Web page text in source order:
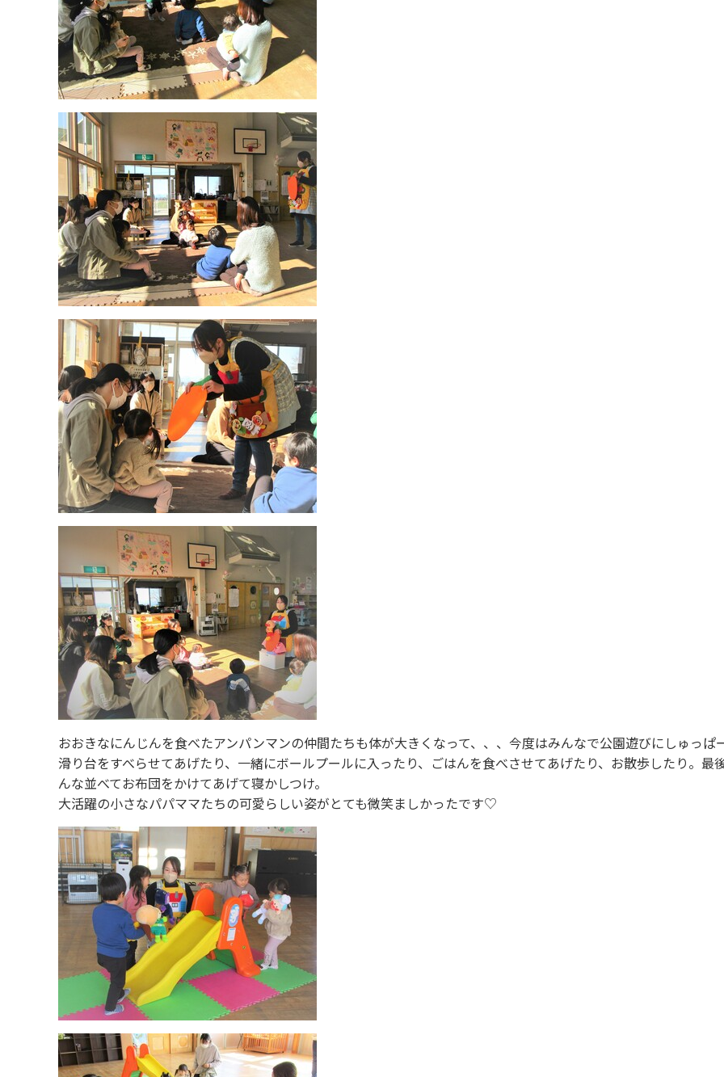
おおきなにんじんを食べたアンパンマンの仲間たちも体が大きくなって、、、今度はみんなで公園遊びにしゅっぱ
滑り台をすべらせてあげたり、一緒にボールプールに入ったり、ごはんを食べさせてあげたり、お散歩したり。最
んな並べてお布団をかけてあげて寝かしつけ。
大活躍の小さなパパママたちの可愛らしい姿がとても微笑ましかったです♡